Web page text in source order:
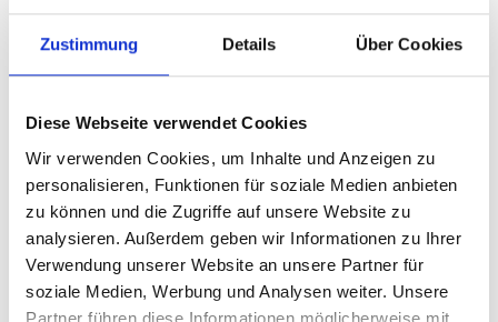
Zustimmung Details Über Cookies
Diese Webseite verwendet Cookies
Wir verwenden Cookies, um Inhalte und Anzeigen zu
personalisieren, Funktionen für soziale Medien anbieten
zu können und die Zugriffe auf unsere Website zu
analysieren. Außerdem geben wir Informationen zu Ihrer
Verwendung unserer Website an unsere Partner für
soziale Medien, Werbung und Analysen weiter. Unsere
Partner führen diese Informationen möglicherweise mit
2 Bewertungen
In Ihrer Buchung inbegriffen
Bis 60 Tage vor Anreise kostenfrei stornieren
Sofortige Buchungsbestätigung
Flexible An- und Abreise 24/7
Bestpreis-Garantie für deinen Urlaub